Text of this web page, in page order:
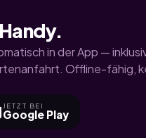
in der App —
Offline-fähig,
JETZT BEI
Google Play